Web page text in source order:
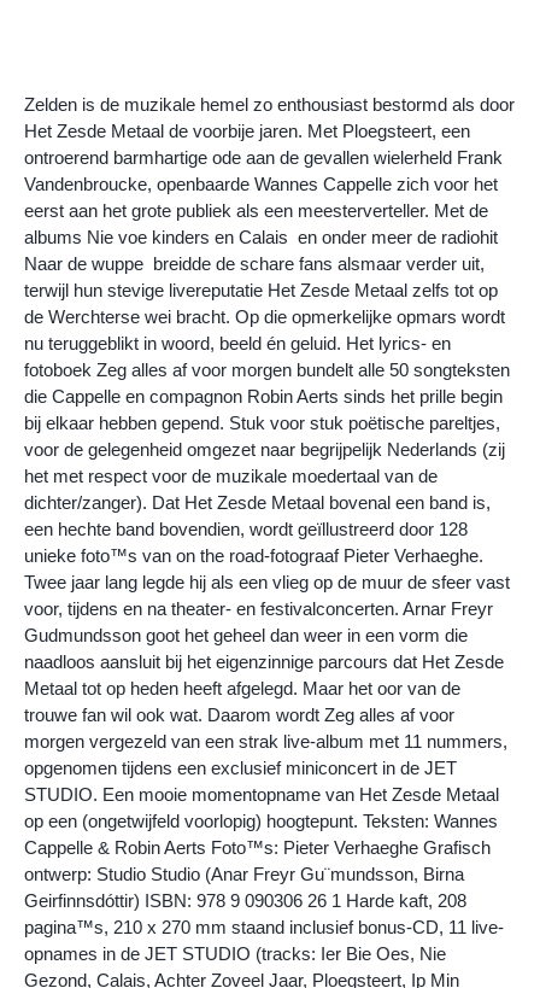
Zelden is de muzikale hemel zo enthousiast bestormd als door
Het Zesde Metaal de voorbije jaren. Met Ploegsteert, een
ontroerend barmhartige ode aan de gevallen wielerheld Frank
Vandenbroucke, openbaarde Wannes Cappelle zich voor het
eerst aan het grote publiek als een meesterverteller. Met de
albums Nie voe kinders en Calais  en onder meer de radiohit
Naar de wuppe  breidde de schare fans alsmaar verder uit,
terwijl hun stevige livereputatie Het Zesde Metaal zelfs tot op
de Werchterse wei bracht. Op die opmerkelijke opmars wordt
nu teruggeblikt in woord, beeld én geluid. Het lyrics- en
fotoboek Zeg alles af voor morgen bundelt alle 50 songteksten
die Cappelle en compagnon Robin Aerts sinds het prille begin
bij elkaar hebben gepend. Stuk voor stuk poëtische pareltjes,
voor de gelegenheid omgezet naar begrijpelijk Nederlands (zij
het met respect voor de muzikale moedertaal van de
dichter/zanger). Dat Het Zesde Metaal bovenal een band is,
een hechte band bovendien, wordt geïllustreerd door 128
unieke foto™s van on the road-fotograaf Pieter Verhaeghe.
Twee jaar lang legde hij als een vlieg op de muur de sfeer vast
voor, tijdens en na theater- en festivalconcerten. Arnar Freyr
Gudmundsson goot het geheel dan weer in een vorm die
naadloos aansluit bij het eigenzinnige parcours dat Het Zesde
Metaal tot op heden heeft afgelegd. Maar het oor van de
trouwe fan wil ook wat. Daarom wordt Zeg alles af voor
morgen vergezeld van een strak live-album met 11 nummers,
opgenomen tijdens een exclusief miniconcert in de JET
STUDIO. Een mooie momentopname van Het Zesde Metaal
op een (ongetwijfeld voorlopig) hoogtepunt. Teksten: Wannes
Cappelle & Robin Aerts Foto™s: Pieter Verhaeghe Grafisch
ontwerp: Studio Studio (Anar Freyr Gu¨mundsson, Birna
Geirfinnsdóttir) ISBN: 978 9 090306 26 1 Harde kaft, 208
pagina™s, 210 x 270 mm staand inclusief bonus-CD, 11 live-
opnames in de JET STUDIO (tracks: Ier Bie Oes, Nie
Gezond, Calais, Achter Zoveel Jaar, Ploegsteert, Ip Min